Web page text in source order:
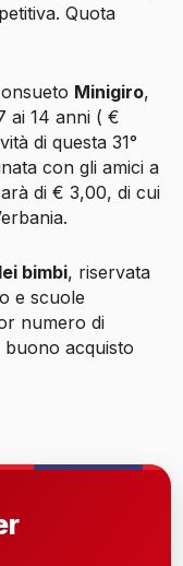
Quota
Minigiro,
ai 14 anni ( €
di questa 31°
con gli amici a
di € 3,00, di cui
bimbi, riservata
e scuole
numero di
acquisto